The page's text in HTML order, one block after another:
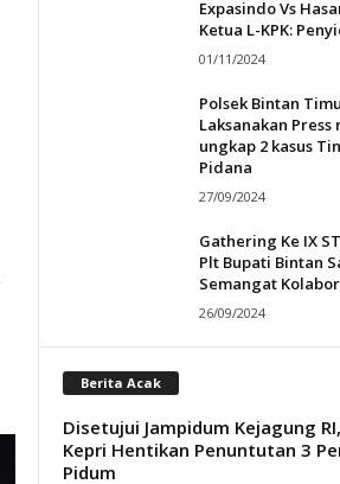
Expasindo Vs
Ketua L-KPK:
01/11/2024
Polsek Bintan
Laksanakan Press
ungkap 2 kasus
Pidana
27/09/2024
Gathering Ke IX
Plt Bupati Bintan
Semangat
26/09/2024
Berita Acak
Disetujui Jampidum Kejagung
Kepri Hentikan Penuntutan 3
Pidum